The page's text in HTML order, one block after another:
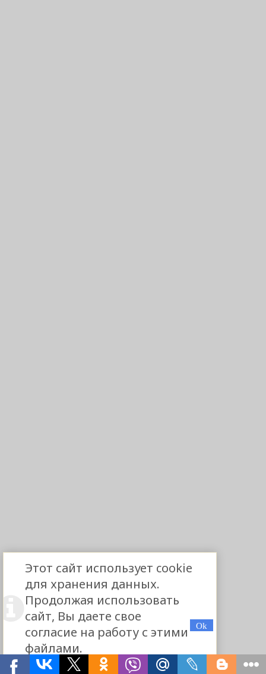
Этот сайт использует cookie
для хранения данных.
Продолжая использовать
сайт, Вы даете свое
согласие на работу с этими
файлами.